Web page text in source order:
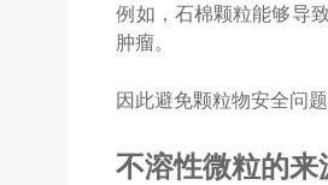
例如，石棉颗粒能够导
肿瘤。
因此避免颗粒物安全问
不溶性微粒的来